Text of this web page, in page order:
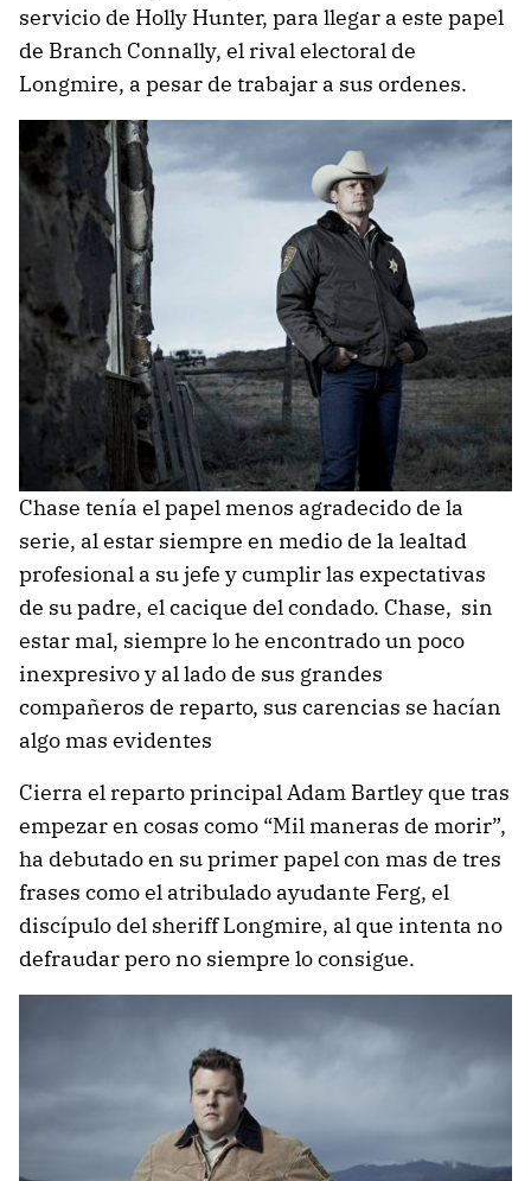
servicio de Holly Hunter, para llegar a este papel
de Branch Connally, el rival electoral de
Longmire, a pesar de trabajar a sus ordenes.
Chase tenía el papel menos agradecido de la
serie, al estar siempre en medio de la lealtad
profesional a su jefe y cumplir las expectativas
de su padre, el cacique del condado. Chase, sin
estar mal, siempre lo he encontrado un poco
inexpresivo y al lado de sus grandes
compañeros de reparto, sus carencias se hacían
algo mas evidentes
Cierra el reparto principal Adam Bartley que tras
empezar en cosas como “Mil maneras de morir”,
ha debutado en su primer papel con mas de tres
frases como el atribulado ayudante Ferg, el
discípulo del sheriff Longmire, al que intenta no
defraudar pero no siempre lo consigue.